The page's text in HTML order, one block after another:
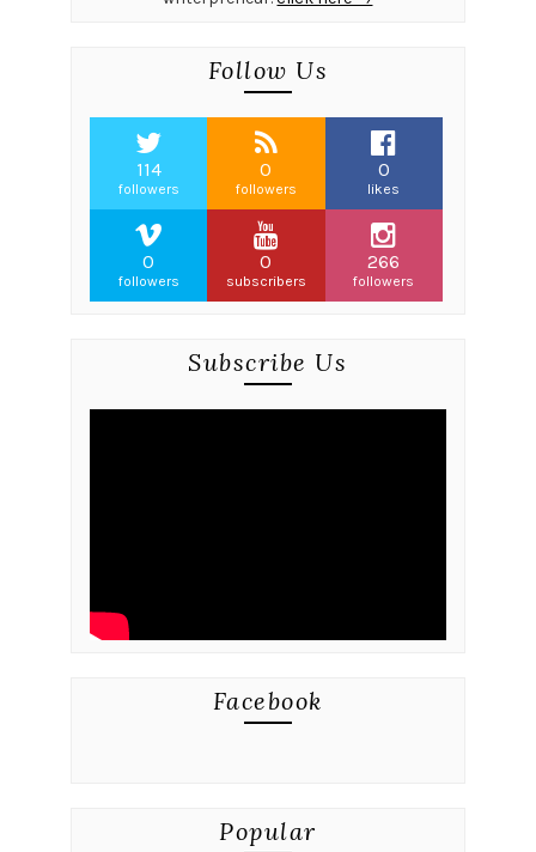
Follow Us
114
followers
0
followers
0
likes
0
followers
0
subscribers
266
followers
Subscribe Us
Facebook
Popular